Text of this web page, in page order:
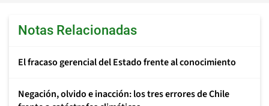
Notas Relacionadas
El fracaso gerencial del Estado frente al conocimiento
Negación, olvido e inacción: los tres errores de Chile